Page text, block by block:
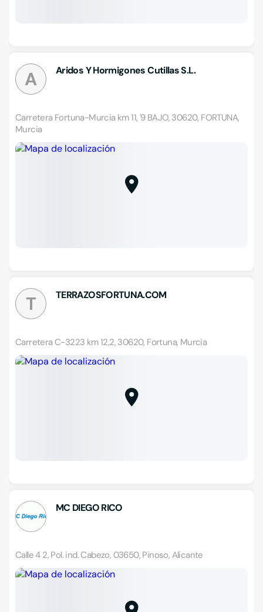
A Aridos Y Hormigones Cutillas S.L.
Carretera Fortuna-Murcia km 11, '9 BAJO, 30620, FORTUNA,
Murcia
T TERRAZOSFORTUNA.COM
Carretera C-3223 km 12,2, 30620, Fortuna, Murcia
MC DIEGO RICO
Calle 4 2, Pol. ind. Cabezo, 03650, Pinoso, Alicante